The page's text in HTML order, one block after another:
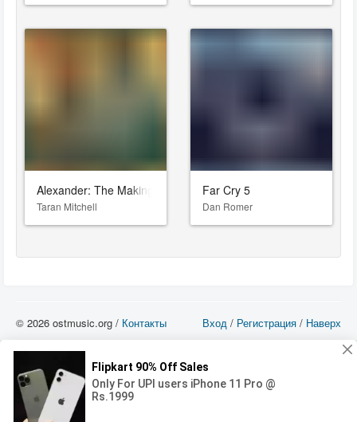
Alexander: The Making of a God
Taran Mitchell
Far Cry 5
Dan Romer
Вход / Регистрация / Наверх
© 2026 ostmusic.org / Контакты
можете использовать такие материалы только в том в случае, если
использование производится с ознакомительными целями - для прочих целей
вы должны приобрести лицензионную запись.